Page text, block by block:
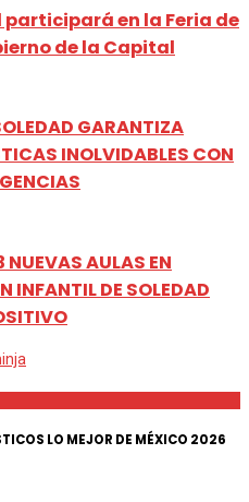
en la Feria de
de la Capital
GARANTIZA
INOLVIDABLES CON
AULAS EN
INFANTIL DE SOLEDAD
LO MEJOR DE MÉXICO 2026